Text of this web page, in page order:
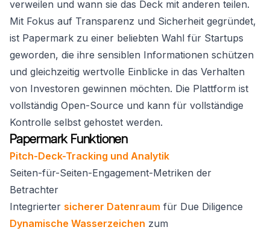
verweilen und wann sie das Deck mit anderen teilen.
Mit Fokus auf Transparenz und Sicherheit gegründet,
ist Papermark zu einer beliebten Wahl für Startups
geworden, die ihre sensiblen Informationen schützen
und gleichzeitig wertvolle Einblicke in das Verhalten
von Investoren gewinnen möchten. Die Plattform ist
vollständig Open-Source und kann für vollständige
Kontrolle selbst gehostet werden.
Papermark Funktionen
Pitch-Deck-Tracking und Analytik
Seiten-für-Seiten-Engagement-Metriken der
Betrachter
Integrierter sicherer Datenraum für Due Diligence
Dynamische Wasserzeichen zum